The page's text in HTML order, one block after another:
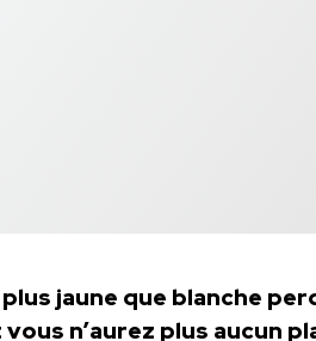
jaune que blanche
n’aurez plus aucun